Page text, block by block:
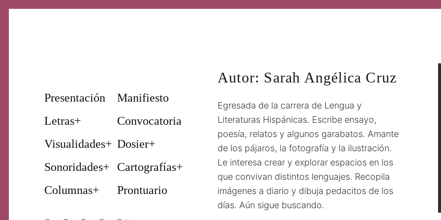
Revista
Primera
Página
Presentación
Manifiesto
Letras+
Convocatoria
Visualidades+ Dosier+
Sonoridades+ Cartografías+
Columnas+ Prontuario
Autor: Sarah Angélica Cruz
Egresada de la carrera de Lengua y
Literaturas Hispánicas. Escribe ensayo,
poesía, relatos y algunos garabatos. Amante
de los pájaros, la fotografía y la ilustración.
Le interesa crear y explorar espacios en los
que convivan distintos lenguajes. Recopila
imágenes a diario y dibuja pedacitos de los
días. Aún sigue buscando.